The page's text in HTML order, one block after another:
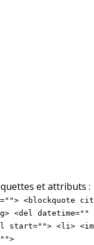
et attributs :
<blockquote
<del
start=""> <li>